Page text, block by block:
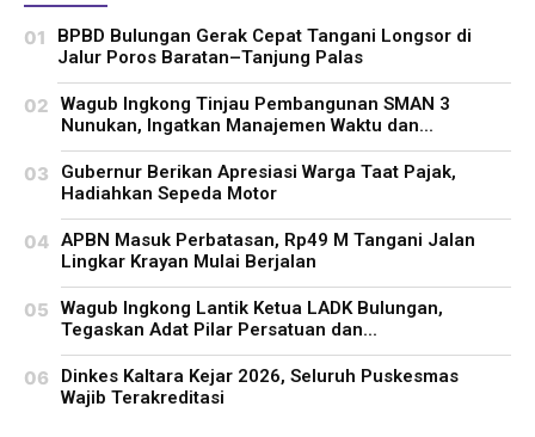
BPBD Bulungan Gerak Cepat Tangani Longsor di
Jalur Poros Baratan–Tanjung Palas
Wagub Ingkong Tinjau Pembangunan SMAN 3
Nunukan, Ingatkan Manajemen Waktu dan...
Gubernur Berikan Apresiasi Warga Taat Pajak,
Hadiahkan Sepeda Motor
APBN Masuk Perbatasan, Rp49 M Tangani Jalan
Lingkar Krayan Mulai Berjalan
Wagub Ingkong Lantik Ketua LADK Bulungan,
Tegaskan Adat Pilar Persatuan dan...
Dinkes Kaltara Kejar 2026, Seluruh Puskesmas
Wajib Terakreditasi